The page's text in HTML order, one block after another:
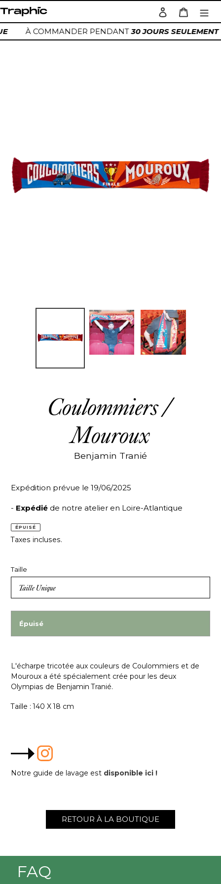
au
contenu
Rechercher
Se connecterPanier
À COMMANDER PENDANT30 JOURS SEULEMENT
Coulommiers /
Mouroux
Benjamin Tranié
Expédition prévue le 19/06/2025
- Expédié de notre atelier en Loire-Atlantique
ÉPUISÉ
Taxes incluses.
Taille
Épuisé
L'écharpe tricotée aux couleurs de Coulommiers et de
Mouroux a été spécialement crée pour les deux
Olympias de Benjamin Tranié.
Taille : 140 X 18 cm
Notre guide de lavage est disponible ici !
RETOUR À LA BOUTIQUE
FAQ